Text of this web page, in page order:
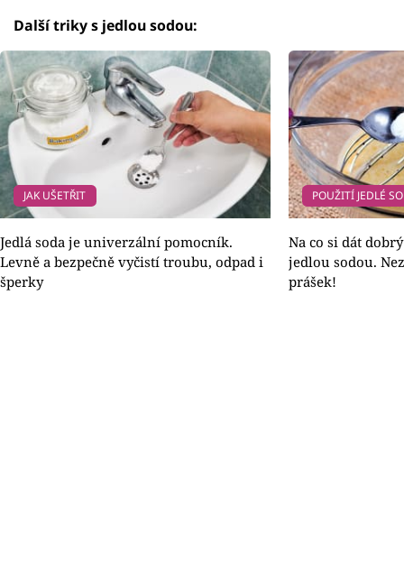
Další triky s jedlou sodou:
JAK UŠETŘIT
Jedlá soda je univerzální pomocník.
Levně a bezpečně vyčistí troubu, odpad i
šperky
POUŽITÍ JEDLÉ
Na co si dát
jedlou sodou.
prášek!